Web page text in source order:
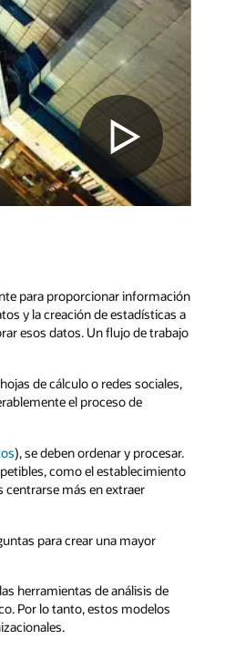
para proporcionar información
y la creación de estadísticas a
esos datos. Un flujo de trabajo
de cálculo o redes sociales,
el proceso de
), se deben ordenar y procesar.
como el establecimiento
centrarse más en extraer
para crear una mayor
herramientas de análisis de
Por lo tanto, estos modelos